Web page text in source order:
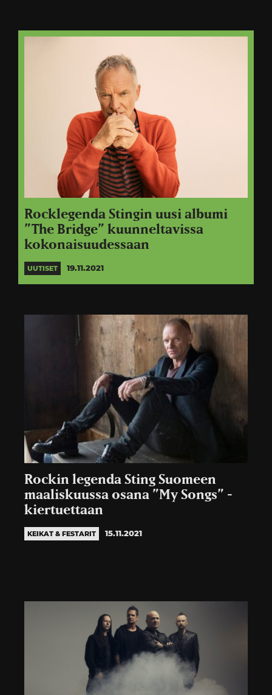
Rocklegenda Stingin uusi albumi
”The Bridge” kuunneltavissa
kokonaisuudessaan
UUTISET 19.11.2021
Rockin legenda Sting Suomeen
maaliskuussa osana ”My Songs” -
kiertuettaan
KEIKAT & FESTARIT 15.11.2021